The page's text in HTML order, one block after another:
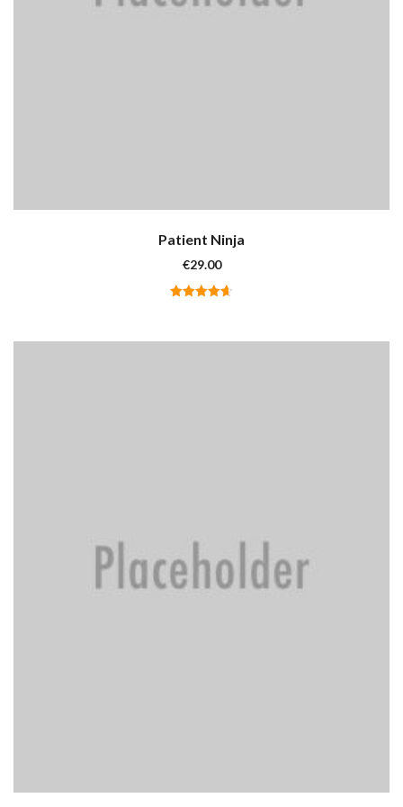
Patient Ninja
€29.00